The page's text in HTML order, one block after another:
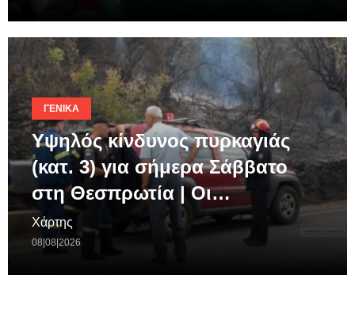
ΓΕΝΙΚΆ
Υψηλός κίνδυνος πυρκαγιάς
(κατ. 3) για σήμερα Σάββατο
στη Θεσπρωτία | Οι…
Χάρτης
08|08|2026